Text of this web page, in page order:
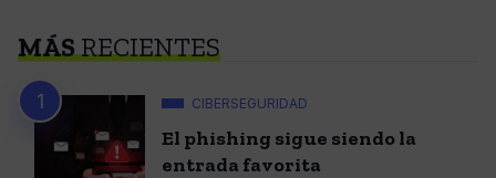
MÁSRECIENTES
CIBERSEGURIDAD
El phishing sigue siendo la
entrada favorita